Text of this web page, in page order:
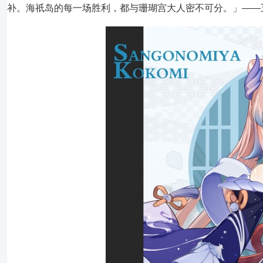
补。海祇岛的每一场胜利，都与珊瑚宫大人密不可分。」——